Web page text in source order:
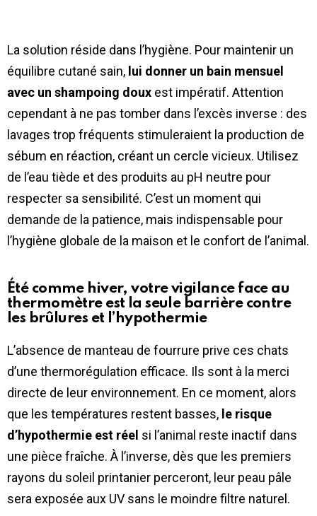
La solution réside dans l’hygiène. Pour maintenir un
équilibre cutané sain, lui donner un bain mensuel
avec un shampoing doux est impératif. Attention
cependant à ne pas tomber dans l’excès inverse : des
lavages trop fréquents stimuleraient la production de
sébum en réaction, créant un cercle vicieux. Utilisez
de l’eau tiède et des produits au pH neutre pour
respecter sa sensibilité. C’est un moment qui
demande de la patience, mais indispensable pour
l’hygiène globale de la maison et le confort de l’animal.
Été comme hiver, votre vigilance face au
thermomètre est la seule barrière contre
les brûlures et l’hypothermie
L’absence de manteau de fourrure prive ces chats
d’une thermorégulation efficace. Ils sont à la merci
directe de leur environnement. En ce moment, alors
que les températures restent basses, le risque
d’hypothermie est réel si l’animal reste inactif dans
une pièce fraîche. À l’inverse, dès que les premiers
rayons du soleil printanier perceront, leur peau pâle
sera exposée aux UV sans le moindre filtre naturel.